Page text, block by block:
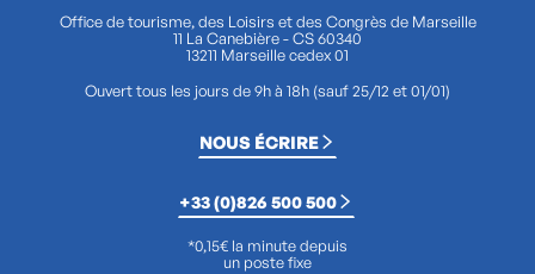
Office de tourisme, des Loisirs et des Congrès de Marseille
11 La Canebière - CS 60340
13211 Marseille cedex 01
Ouvert tous les jours de 9h à 18h (sauf 25/12 et 01/01)
NOUS ÉCRIRE
+33 (0)826 500 500
*0,15€ la minute depuis
un poste fixe